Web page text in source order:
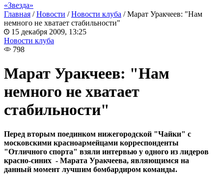
«Звезда»
Главная /Новости /Новости клуба /Марат Уракчеев: "Нам
немного не хватает стабильности"
15 декабря 2009, 13:25
Новости клуба
798
Марат Уракчеев: "Нам
немного не хватает
стабильности"
Перед вторым поединком нижегородской "Чайки" с
московскими красноармейцами корреспонденты
"Отличного спорта" взяли интервью у одного из лидеров
красно-синих - Марата Уракчеева, являющимся на
данный момент лучшим бомбардиром команды.